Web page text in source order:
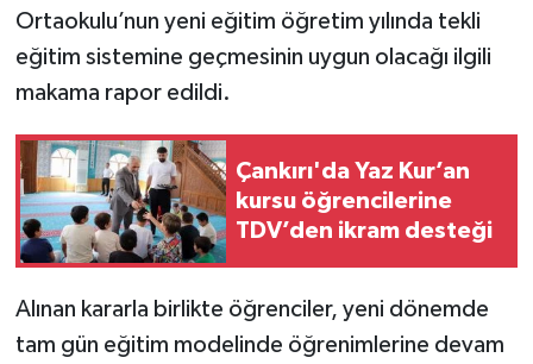
Ortaokulu’nun yeni eğitim öğretim yılında tekli
eğitim sistemine geçmesinin uygun olacağı ilgili
makama rapor edildi.
Çankırı'da Yaz Kur’an
kursu öğrencilerine
TDV’den ikram desteği
Alınan kararla birlikte öğrenciler, yeni dönemde
tam gün eğitim modelinde öğrenimlerine devam